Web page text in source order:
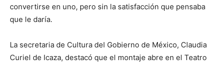
convertirse en uno, pero sin la satisfacción que pensaba
que le daría.
La secretaria de Cultura del Gobierno de México, Claudia
Curiel de Icaza, destacó que el montaje abre en el Teatro